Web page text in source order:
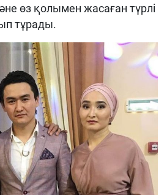
өз қолымен жасаған түрлі
тұрады.